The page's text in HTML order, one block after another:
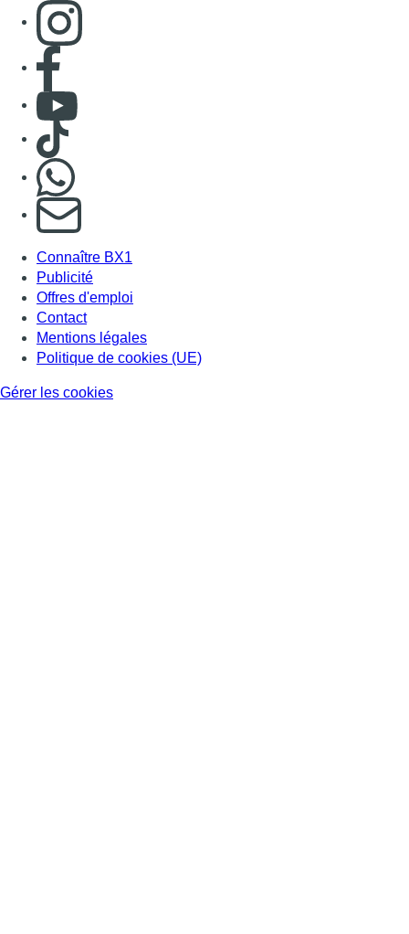
Consulter page Instagram
Consulter page Facebook
Consulter Youtube
Consulter TikTok
S'abonner à notre newsletter
Connaître BX1
Publicité
Offres d'emploi
Contact
Mentions légales
Politique de cookies (UE)
Gérer les cookies